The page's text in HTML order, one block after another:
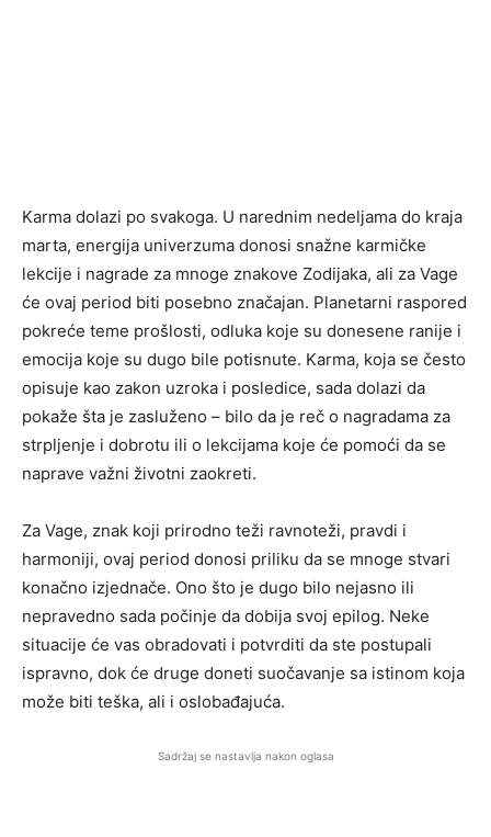
Karma dolazi po svakoga. U narednim nedeljama do kraja
marta, energija univerzuma donosi snažne karmičke
lekcije i nagrade za mnoge znakove Zodijaka, ali za Vage
će ovaj period biti posebno značajan. Planetarni raspored
pokreće teme prošlosti, odluka koje su donesene ranije i
emocija koje su dugo bile potisnute. Karma, koja se često
opisuje kao zakon uzroka i posledice, sada dolazi da
pokaže šta je zasluženo – bilo da je reč o nagradama za
strpljenje i dobrotu ili o lekcijama koje će pomoći da se
naprave važni životni zaokreti.
Za Vage, znak koji prirodno teži ravnoteži, pravdi i
harmoniji, ovaj period donosi priliku da se mnoge stvari
konačno izjednače. Ono što je dugo bilo nejasno ili
nepravedno sada počinje da dobija svoj epilog. Neke
situacije će vas obradovati i potvrditi da ste postupali
ispravno, dok će druge doneti suočavanje sa istinom koja
može biti teška, ali i oslobađajuća.
Sadržaj se nastavlja nakon oglasa